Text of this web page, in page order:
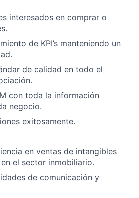
interesados en comprar o
de KPI’s manteniendo un
de calidad en todo el
con toda la información
negocio.
exitosamente.
en ventas de intangibles
el sector inmobiliario.
de comunicación y